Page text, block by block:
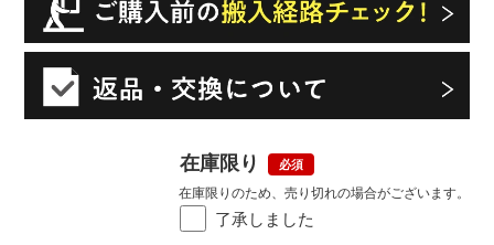
在庫限り
了承しました
在庫限りのため、売り切れの場合がございます。